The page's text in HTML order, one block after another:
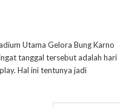
Utama Gelora Bung Karno
tanggal tersebut adalah hari
Hal ini tentunya jadi